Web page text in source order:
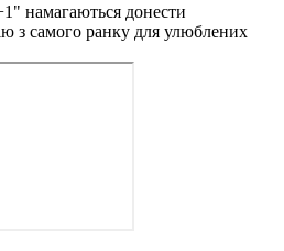
намагаються донести
з самого ранку для улюблених